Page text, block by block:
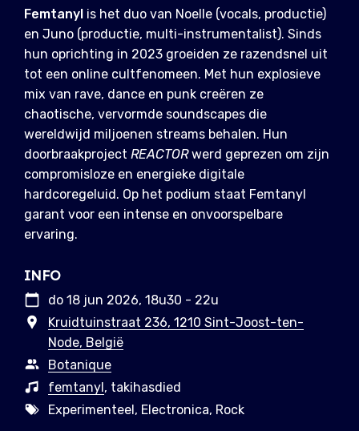
Femtanyl is het duo van Noelle (vocals, productie)
en Juno (productie, multi-instrumentalist). Sinds
hun oprichting in 2023 groeiden ze razendsnel uit
tot een online cultfenomeen. Met hun explosieve
mix van rave, dance en punk creëren ze
chaotische, vervormde soundscapes die
wereldwijd miljoenen streams behalen. Hun
doorbraakproject REACTORwerd geprezen om zijn
compromisloze en energieke digitale
hardcoregeluid. Op het podium staat Femtanyl
garant voor een intense en onvoorspelbare
ervaring.
INFO
do 18 jun 2026, 18u30 - 22u
Kruidtuinstraat 236, 1210 Sint-Joost-ten-
Node, België
Botanique
femtanyl , takihasdied
Experimenteel, Electronica, Rock